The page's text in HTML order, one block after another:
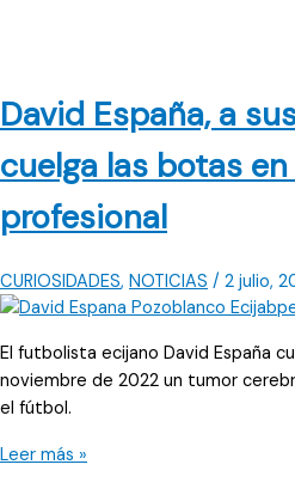
David España, a
cuelga las botas
profesional
CURIOSIDADES, NOTICIAS / 2 julio,
El futbolista ecijano David España
noviembre de 2022 un tumor
el fútbol.
David
Leer más »